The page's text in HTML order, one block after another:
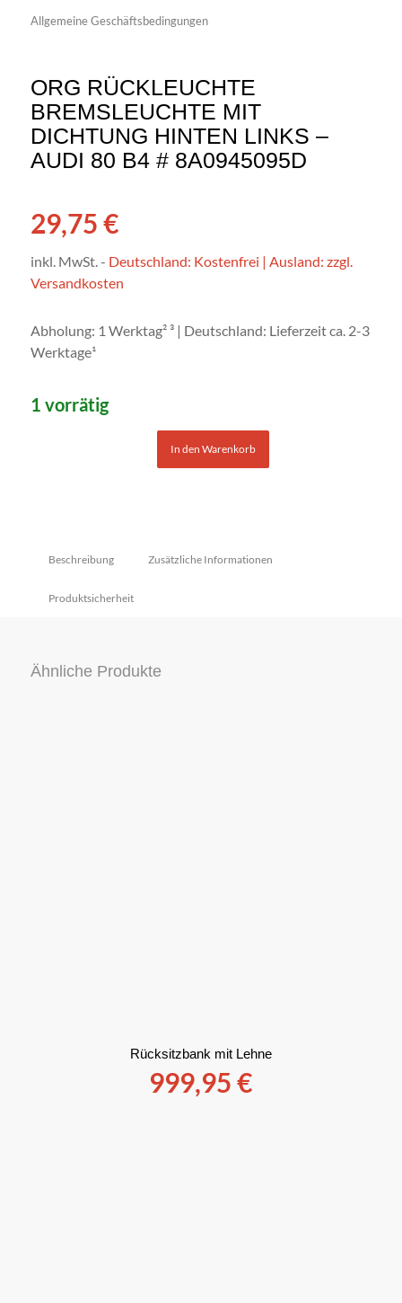
Allgemeine Geschäftsbedingungen
ORG RÜCKLEUCHTE
BREMSLEUCHTE MIT
DICHTUNG HINTEN LINKS –
AUDI 80 B4 # 8A0945095D
29,75€
inkl. MwSt.- Deutschland: Kostenfrei | Ausland: zzgl.
Versandkosten
Abholung: 1 Werktag² ³ | Deutschland: Lieferzeit ca. 2-3
Werktage¹
1 vorrätig
In den Warenkorb
Beschreibung Zusätzliche Informationen
Produktsicherheit
Ähnliche Produkte
Rücksitzbank mit Lehne
999,95€